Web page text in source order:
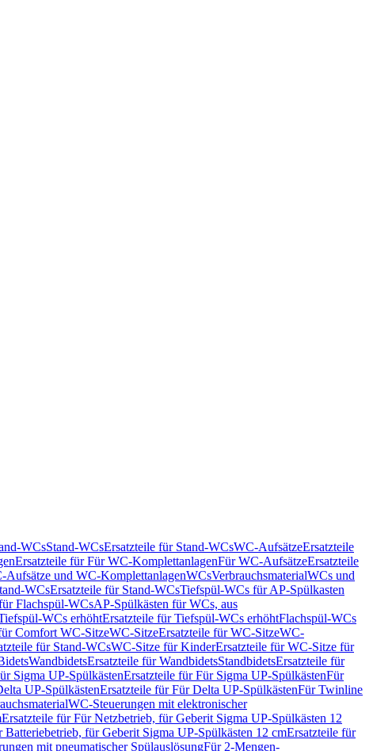
WCsStand-WCsErsatzteile für Stand-WCsWC-AufsätzeErsatzteile
Ersatzteile für Für WC-KomplettanlagenFür WC-AufsätzeErsatzteile
Aufsätze und WC-KomplettanlagenWCsVerbrauchsmaterialWCs und
WCsErsatzteile für Stand-WCsTiefspül-WCs für AP-Spülkasten
Flachspül-WCsAP-Spülkästen für WCs, aus
WCs erhöhtErsatzteile für Tiefspül-WCs erhöhtFlachspül-WCs
Comfort WC-SitzeWC-SitzeErsatzteile für WC-SitzeWC-
für Stand-WCsWC-Sitze für KinderErsatzteile für WC-Sitze für
WandbidetsErsatzteile für WandbidetsStandbidetsErsatzteile für
Sigma UP-SpülkästenErsatzteile für Für Sigma UP-SpülkästenFür
UP-SpülkästenErsatzteile für Für Delta UP-SpülkästenFür Twinline
WC-Steuerungen mit elektronischer
Ersatzteile für Für Netzbetrieb, für Geberit Sigma UP-Spülkästen 12
Batteriebetrieb, für Geberit Sigma UP-Spülkästen 12 cmErsatzteile für
mit pneumatischer SpülauslösungFür 2-Mengen-